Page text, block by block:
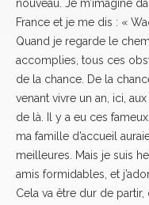
nouveau. Je m’imagine
France et je me dis : «
Quand je regarde le
accomplies, tous ces
de la chance. De la
venant vivre un an, ici, aux
de là. Il y a eu ces
ma famille d’accueil
meilleures. Mais je suis
amis formidables, et
Cela va être dur de